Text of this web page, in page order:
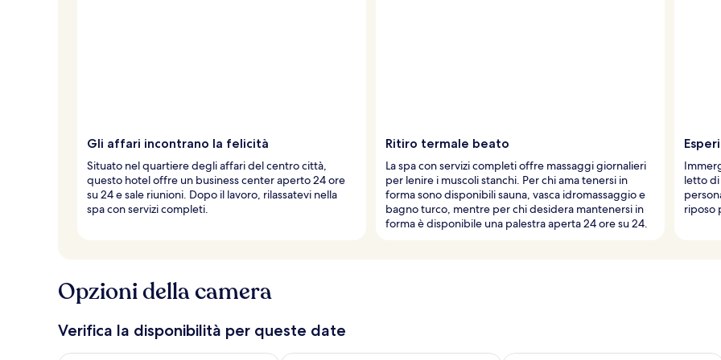
Gli affari incontrano la felicità
Situato nel quartiere degli affari del centro città,
questo hotel offre un business center aperto 24 ore
su 24 e sale riunioni. Dopo il lavoro, rilassatevi nella
spa con servizi completi.
Ritiro termale beato
La spa con servizi completi offre massaggi giornalieri
per lenire i muscoli stanchi. Per chi ama tenersi in
forma sono disponibili sauna, vasca idromassaggio e
bagno turco, mentre per chi desidera mantenersi in
forma è disponibile una palestra aperta 24 ore su 24.
letto di
riposo
Opzioni della camera
Verifica la disponibilità per queste date